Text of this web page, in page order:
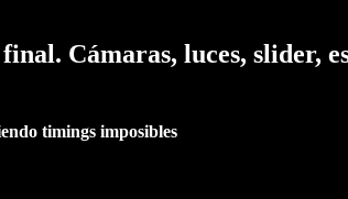
Cámaras, luces, slider,
timings imposibles